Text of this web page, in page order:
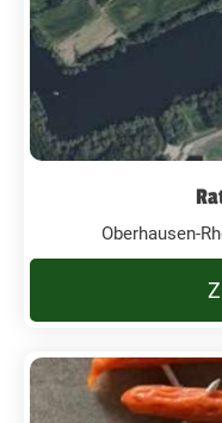
Oberhausen-